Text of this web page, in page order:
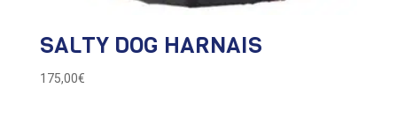
SALTY DOG HARNAIS
175,00€